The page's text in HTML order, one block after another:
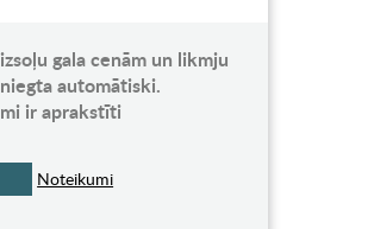
gala cenām un likmju
automātiski.
ir aprakstīti
Noteikumi